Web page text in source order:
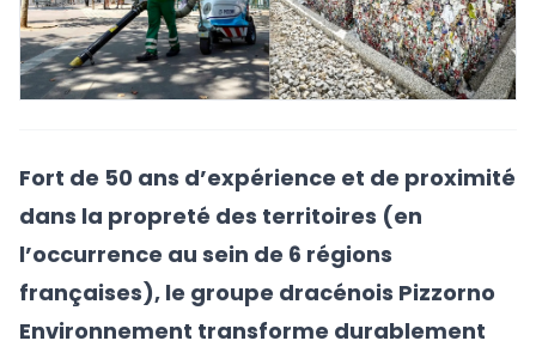
Fort de 50 ans d’expérience et de proximité
dans la propreté des territoires (en
l’occurrence au sein de 6 régions
françaises), le groupe dracénois Pizzorno
Environnement transforme durablement